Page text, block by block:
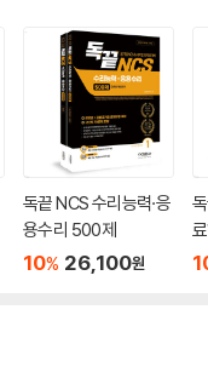
독끝 NCS 수리능력·응
용수리 500제
10% 26,100원